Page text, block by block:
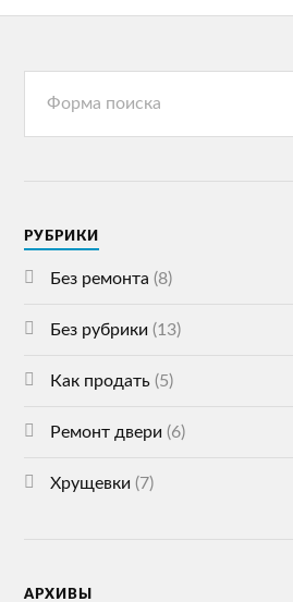
РУБРИКИ
Без ремонта (8)
Без рубрики (13)
Как продать (5)
Ремонт двери (6)
Хрущевки (7)
АРХИВЫ